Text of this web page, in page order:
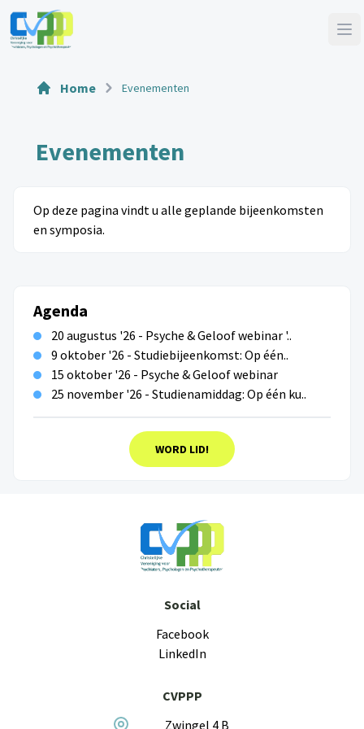
Home Evenementen
Evenementen
Op deze pagina vindt u alle geplande bijeenkomsten
en symposia.
Agenda
20 augustus '26 - Psyche & Geloof webinar '..
9 oktober '26 - Studiebijeenkomst: Op één..
15 oktober '26 - Psyche & Geloof webinar
25 november '26 - Studienamiddag: Op één ku..
WORD LID!
Social
Facebook
LinkedIn
CVPPP
Zwingel 4 B